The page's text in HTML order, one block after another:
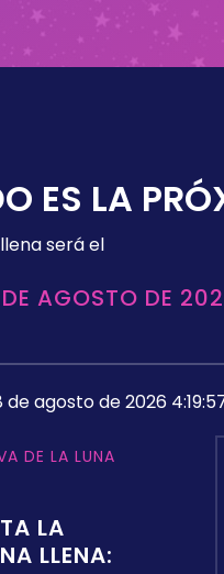
ES LA
será el
AGOSTO DE
de agosto de 2026
DE LA LUNA
LA
LLENA: